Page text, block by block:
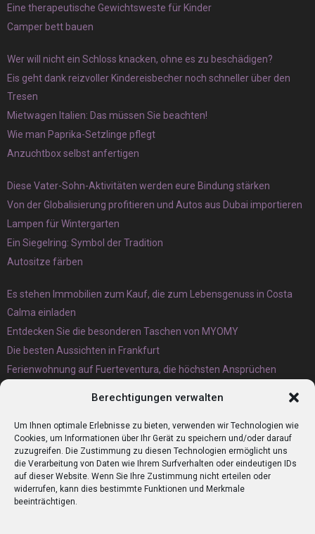
Berechtigungen verwalten
Um Ihnen optimale Erlebnisse zu bieten, verwenden wir Technologien wie
Cookies, um Informationen über Ihr Gerät zu speichern und/oder darauf
zuzugreifen. Die Zustimmung zu diesen Technologien ermöglicht uns
die Verarbeitung von Daten wie Ihrem Surfverhalten oder eindeutigen IDs
auf dieser Website. Wenn Sie Ihre Zustimmung nicht erteilen oder
widerrufen, kann dies bestimmte Funktionen und Merkmale
beeinträchtigen.
Eine therapeutische Gewichtsweste für Kinder
Camper bett bauen
Wer will nicht ein Schloss knacken, ohne es zu beschädigen?
Eis geht dank reizvoller Kindereisbecher noch schneller über den
Tresen
Mietwagen Italien: Das müssen Sie beachten!
Wie man Paprika-Setzlinge pflegt
Anzuchtbox selbst anfertigen
Diese Vater-Sohn-Aktivitäten werden eure Bindung stärken
Von der Globalisierung profitieren und Autos aus Dubai importieren
Lampen für Wintergarten
Ein Siegelring: Symbol der Tradition
Autositze färben
Es stehen Immobilien zum Kauf, die zum Lebensgenuss in Costa
Calma einladen
Entdecken Sie die besonderen Taschen von MYOMY
Die besten Aussichten in Frankfurt
Ferienwohnung auf Fuerteventura, die höchsten Ansprüchen
Eternit Wellplatten Entsorgung lieber heute als morgen erledigen
lassen